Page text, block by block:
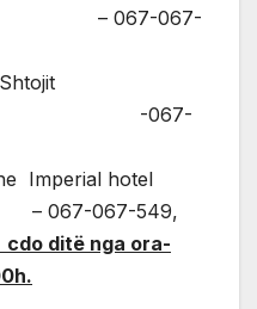
067-
Imperial hotel
549,
ditë nga ora-